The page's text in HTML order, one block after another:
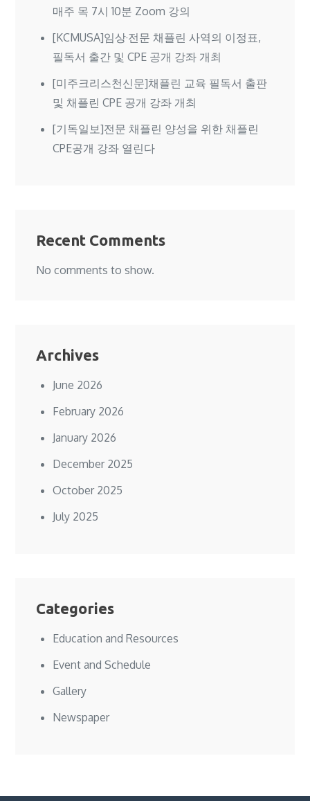
매주 목 7시 10분 Zoom 강의
[KCMUSA]임상·전문 채플린 사역의 이정표,
필독서 출간 및 CPE 공개 강좌 개최
[미주크리스천신문]채플린 교육 필독서 출판
및 채플린 CPE 공개 강좌 개최
[기독일보]전문 채플린 양성을 위한 채플린
CPE공개 강좌 열린다
Recent Comments
No comments to show.
Archives
June 2026
February 2026
January 2026
December 2025
October 2025
July 2025
Categories
Education and Resources
Event and Schedule
Gallery
Newspaper